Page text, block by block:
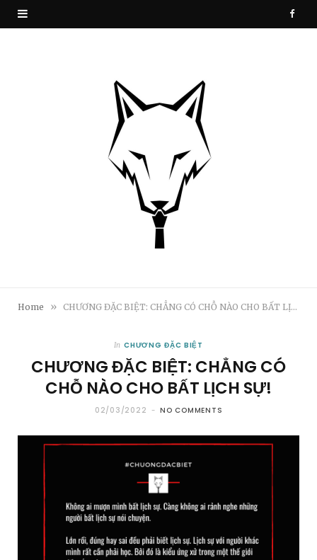
F
Home » CHƯƠNG ĐẶC BIỆT: CHẲNG CÓ CHỖ NÀO CHO BẤT LỊCH SỰ!
In CHƯƠNG ĐẶC BIỆT
CHƯƠNG ĐẶC BIỆT: CHẲNG CÓ
CHỖ NÀO CHO BẤT LỊCH SỰ!
02/03/2022 NO COMMENTS